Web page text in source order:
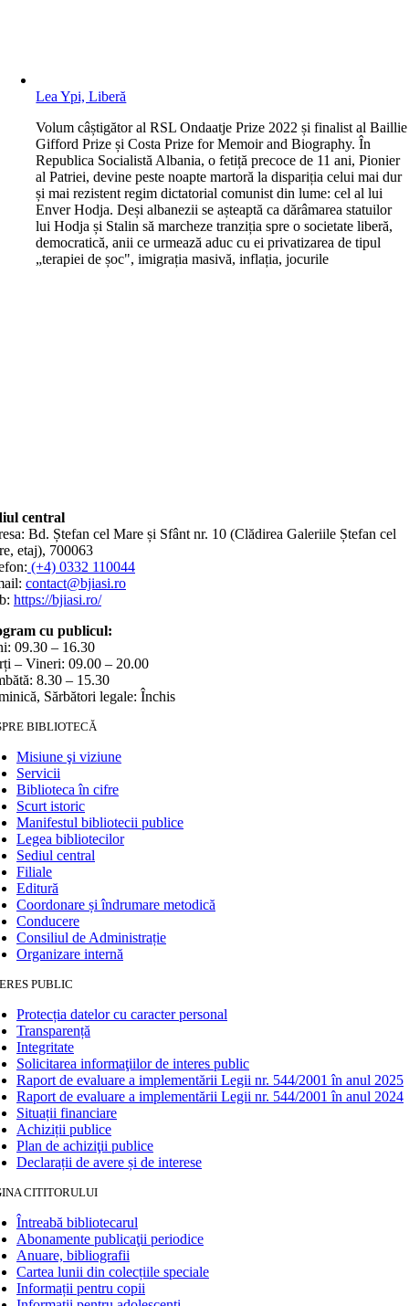
Lea Ypi, Liberă
Volum câștigător al RSL Ondaatje Prize 2022 și finalist al Baillie
Gifford Prize și Costa Prize for Memoir and Biography. În
Republica Socialistă Albania, o fetiță precoce de 11 ani, Pionier
al Patriei, devine peste noapte martoră la dispariția celui mai dur
și mai rezistent regim dictatorial comunist din lume: cel al lui
Enver Hodja. Deși albanezii se așteaptă ca dărâmarea statuilor
lui Hodja și Stalin să marcheze tranziția spre o societate liberă,
democratică, anii ce urmează aduc cu ei privatizarea de tipul
„terapiei de șoc", imigrația masivă, inflația, jocurile
central
Bd. Ștefan cel Mare și Sfânt nr. 10 (Clădirea Galeriile Ștefan cel
etaj), 700063
(+4) 0332 110044
contact@bjiasi.ro
https://bjiasi.ro/
cu publicul:
09.30 – 16.30
– Vineri: 09.00 – 20.00
8.30 – 15.30
Sărbători legale: Închis
BIBLIOTECĂ
Misiune şi viziune
Servicii
Biblioteca în cifre
Scurt istoric
Manifestul bibliotecii publice
Legea bibliotecilor
Sediul central
Filiale
Editură
Coordonare și îndrumare metodică
Conducere
Consiliul de Administrație
Organizare internă
PUBLIC
Protecția datelor cu caracter personal
Transparență
Integritate
Solicitarea informaţiilor de interes public
Raport de evaluare a implementării Legii nr. 544/2001 în anul 2025
Raport de evaluare a implementării Legii nr. 544/2001 în anul 2024
Situații financiare
Achiziții publice
Plan de achiziţii publice
Declarații de avere și de interese
CITITORULUI
Întreabă bibliotecarul
Abonamente publicaţii periodice
Anuare, bibliografii
Cartea lunii din colecțiile speciale
Informații pentru copii